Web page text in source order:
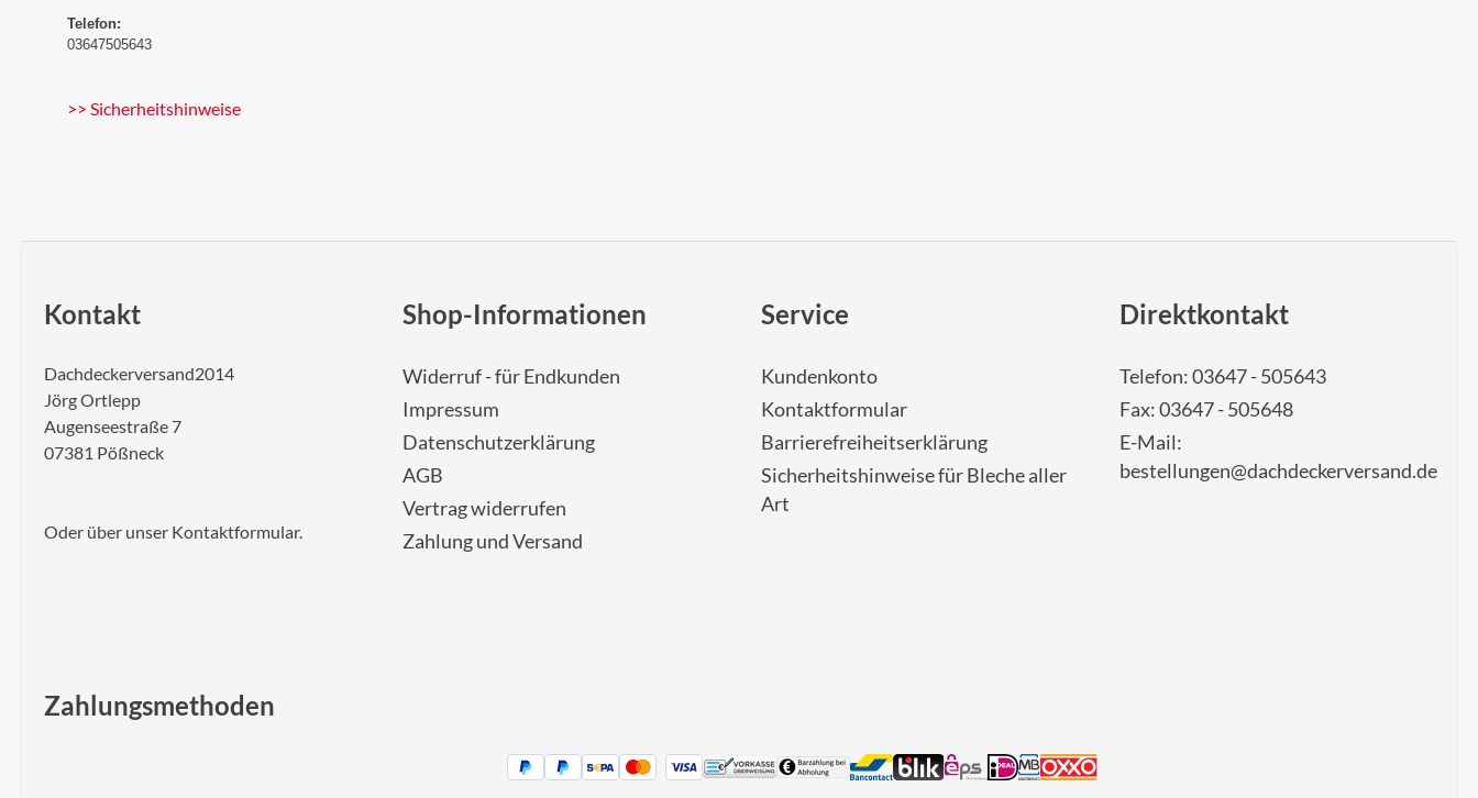
Telefon:
03647505643
>> Sicherheitshinweise
Kontakt
Dachdeckerversand2014
Jörg Ortlepp
Augenseestraße 7
07381 Pößneck
Oder über unser Kontaktformular.
Shop-Informationen
Widerruf - für Endkunden
Impressum
Datenschutzerklärung
AGB
Vertrag widerrufen
Zahlung und Versand
Service
Kundenkonto
Kontaktformular
Barrierefreiheitserklärung
Sicherheitshinweise für Bleche aller
Art
Direktkontakt
Telefon: 03647 - 505643
Fax: 03647 - 505648
E-Mail:
bestellungen@dachdeckerversand.de
Zahlungsmethoden